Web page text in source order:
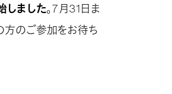
しました。7月31日ま
方のご参加をお待ち